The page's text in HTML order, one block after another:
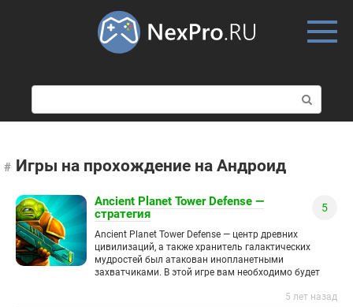
о
и
к
:
Игры на прохождение на Андроид
Ancient Planet Tower Defense —
стратегия
5
Ancient Planet Tower Defense — центр древних
цивилизаций, а также хранитель галактических
мудростей был атакован инопланетными
захватчиками. В этой игре вам необходимо будет
5 лет назад